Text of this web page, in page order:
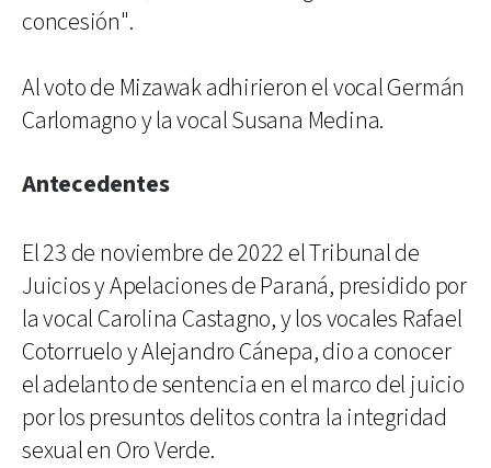
concesión".
Al voto de Mizawak adhirieron el vocal Germán
Carlomagno y la vocal Susana Medina.
Antecedentes
El 23 de noviembre de 2022 el Tribunal de
Juicios y Apelaciones de Paraná, presidido por
la vocal Carolina Castagno, y los vocales Rafael
Cotorruelo y Alejandro Cánepa, dio a conocer
el adelanto de sentencia en el marco del juicio
por los presuntos delitos contra la integridad
sexual en Oro Verde.